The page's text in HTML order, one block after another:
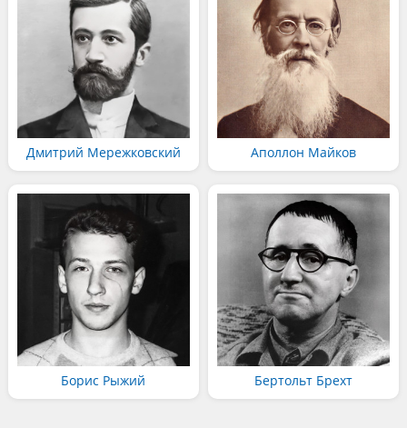
Дмитрий Мережковский Аполлон Майков
Борис Рыжий Бертольт Брехт